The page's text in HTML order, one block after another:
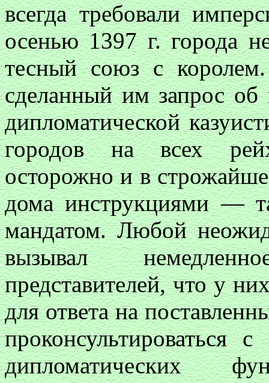
всегда требовали
осенью 1397 г. города
тесный союз с
сделанный им запрос об
дипломатической
городов на всех
осторожно и в
дома инструкциями —
мандатом. Любой
вызывал
представителей, что у
для ответа на
проконсультироваться
дипломатических